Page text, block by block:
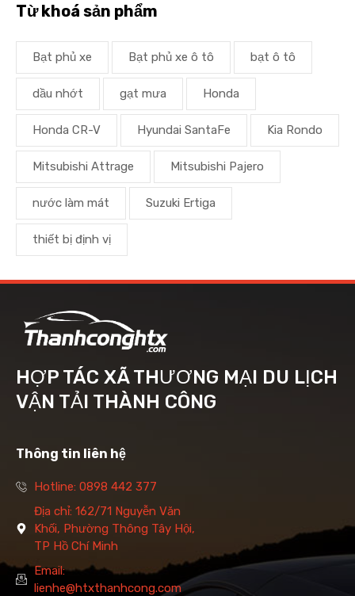
Từ khoá sản phẩm
Bạt phủ xe Bạt phủ xe ô tô bạt ô tô
dầu nhớt gạt mưa Honda
Honda CR-V Hyundai SantaFe Kia Rondo
Mitsubishi Attrage Mitsubishi Pajero
nước làm mát Suzuki Ertiga
thiết bị định vị
HỢP TÁC XÃ THƯƠNG MẠI DU LỊCH
VẬN TẢI THÀNH CÔNG
Thông tin liên hệ
Hotline: 0898 442 377
Địa chỉ: 162/71 Nguyễn Văn
Khối, Phường Thông Tây Hội,
TP Hồ Chí Minh
Email:
lienhe@htxthanhcong.com